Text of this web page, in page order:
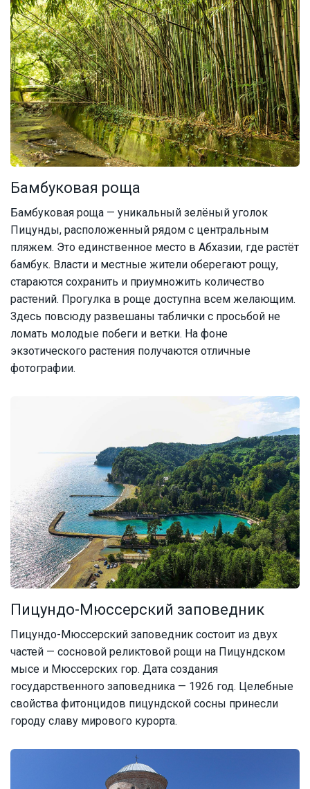
Бамбуковая роща
Бамбуковая роща — уникальный зелёный уголок
Пицунды, расположенный рядом с центральным
пляжем. Это единственное место в Абхазии, где растёт
бамбук. Власти и местные жители оберегают рощу,
стараются сохранить и приумножить количество
растений. Прогулка в роще доступна всем желающим.
Здесь повсюду развешаны таблички с просьбой не
ломать молодые побеги и ветки. На фоне
экзотического растения получаются отличные
фотографии.
Пицундо-Мюссерский заповедник
Пицундо-Мюссерский заповедник состоит из двух
частей — сосновой реликтовой рощи на Пицундском
мысе и Мюссерских гор. Дата создания
государственного заповедника — 1926 год. Целебные
свойства фитонцидов пицундской сосны принесли
городу славу мирового курорта.